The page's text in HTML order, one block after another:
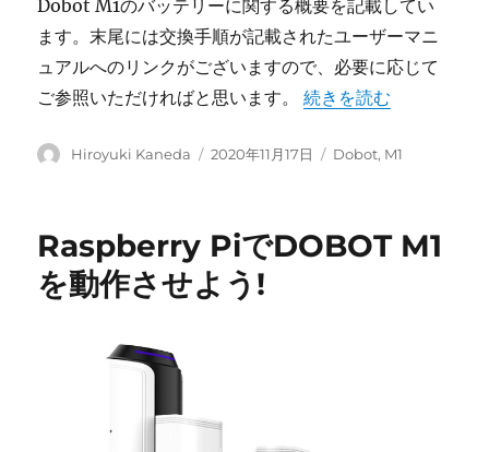
Dobot M1のバッテリーに関する概要を記載してい
ます。末尾には交換手順が記載されたユーザーマニ
ュアルへのリンクがございますので、必要に応じて
ご参照いただければと思います。“[Dobot M1] バッテリ
続きを読む
投
Hiroyuki Kaneda
投
2020年11月17日
カ
ー
Dobot, M1
Raspberry PiでDOBOT M1
を動作させよう!